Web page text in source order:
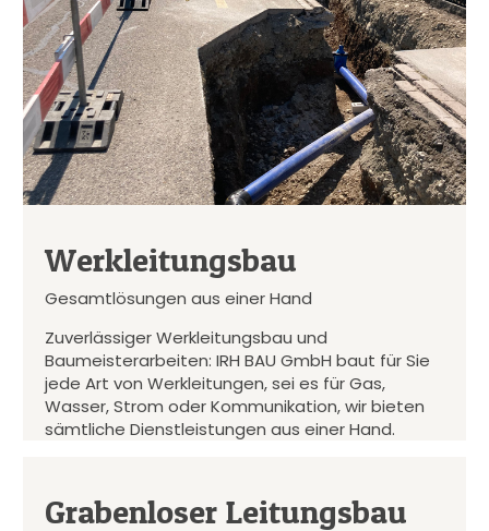
Werkleitungsbau
Gesamtlösungen aus einer Hand
Zuverlässiger Werkleitungsbau und
Baumeisterarbeiten: IRH BAU GmbH baut für Sie
jede Art von Werkleitungen, sei es für Gas,
Wasser, Strom oder Kommunikation, wir bieten
sämtliche Dienstleistungen aus einer Hand.
Grabenloser Leitungsbau